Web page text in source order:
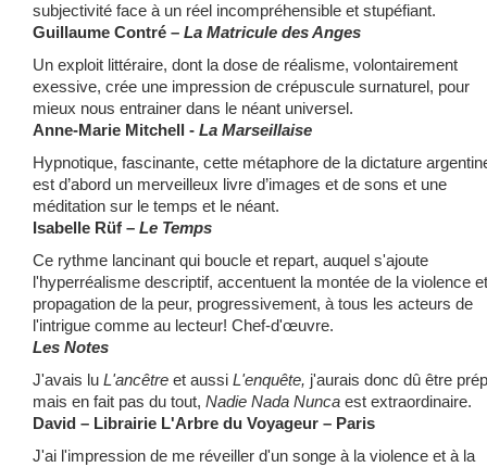
subjectivité face à un réel incompréhensible et stupéfiant.
Guillaume Contré – La Matricule des Anges
Un exploit littéraire, dont la dose de réalisme, volontairement
exessive, crée une impression de crépuscule surnaturel, pour
mieux nous entrainer dans le néant universel.
Anne-Marie Mitchell - La Marseillaise
Hypnotique, fascinante, cette métaphore de la dictature
est d’abord un merveilleux livre d’images et de sons et une
méditation sur le temps et le néant.
Isabelle Rüf – Le Temps
Ce rythme lancinant qui boucle et repart, auquel s'ajoute
l'hyperréalisme descriptif, accentuent la montée de la violence
propagation de la peur, progressivement, à tous les acteurs de
l'intrigue comme au lecteur! Chef-d'œuvre.
Les Notes
J'avais lu L'ancêtre et aussi L'enquête, j'aurais donc dû être
mais en fait pas du tout, Nadie Nada Nunca est extraordinaire.
David – Librairie L'Arbre du Voyageur – Paris
J'ai l'impression de me réveiller d'un songe à la violence et à la